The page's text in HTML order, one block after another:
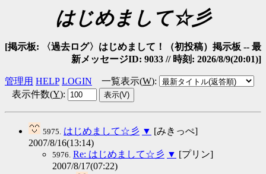
はじめまして☆彡
[掲示板: 〈過去ログ〉はじめまして！（初投稿）掲示板 -- 最
新メッセージID: 9033 // 時刻: 2026/8/9(20:01)]
管理用 HELP LOGIN 一覧表示(W):
表示件数(Y):
5975. はじめまして☆彡 ▼ [みきっぺ]
2007/8/16(13:14)
5976. Re: はじめまして☆彡 ▼ [プリン]
2007/8/17(07:22)